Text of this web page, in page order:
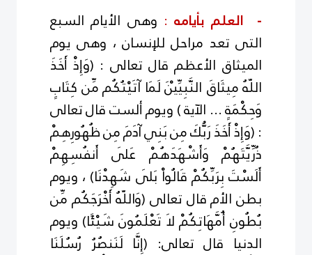
- العلم بأيامه: وهى الأيام السبع
التى تعد مراحل للإنسان ، وهى يوم
الميثاق الأعظم قال تعالى : (وَإِذْ أَخَذَ
اللّهُ مِيثَاقَ النَّبِيِّيْنَ لَمَا آتَيْتُكُم مِّن كِتَابٍ
وَحِكْمَةٍ ... الآية ) ويوم ألست قال تعالى
: (وَإِذْ أَخَذَ رَبُّكَ مِن بَنِي آدَمَ مِن ظُهُورِهِمْ
ذُرِّيَّتَهُمْ وَأَشْهَدَهُمْ عَلَى أَنفُسِهِمْ
أَلَسْتَ بِرَبِّكُمْ قَالُواْ بَلَى شَهِدْنَا) ، ويوم
بطن الأم قال تعالى (وَاللّهُ أَخْرَجَكُم مِّن
بُطُونِ أُمَّهَاتِكُمْ لاَ تَعْلَمُونَ شَيْئًا) ويوم
الدنيا قال تعالى: (إِنَّا لَنَنصُرُ رُسُلَنَا